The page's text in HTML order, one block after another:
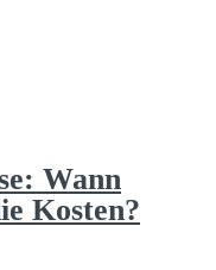
Wann
Kosten?